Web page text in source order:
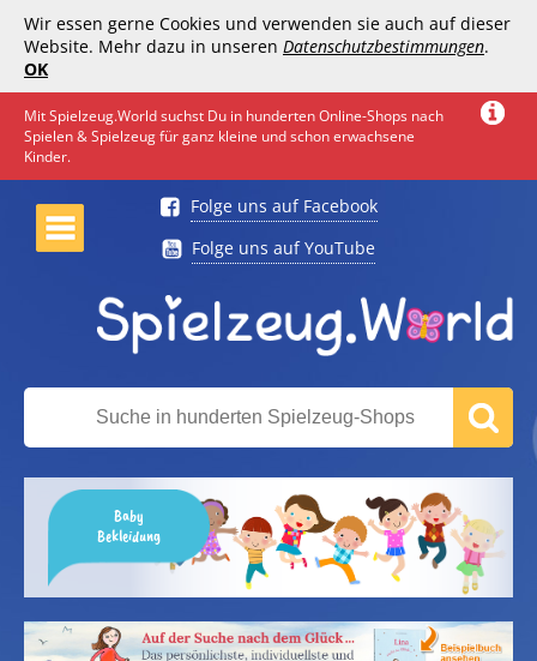
Wir essen gerne Cookies und verwenden sie auch auf dieser
Website. Mehr dazu in unseren Datenschutzbestimmungen.
OK
Mit Spielzeug.World suchst Du in hunderten Online-Shops nach
Spielen & Spielzeug für ganz kleine und schon erwachsene
Kinder.
Folge uns auf Facebook
Folge uns auf YouTube
Baby
Bekleidung